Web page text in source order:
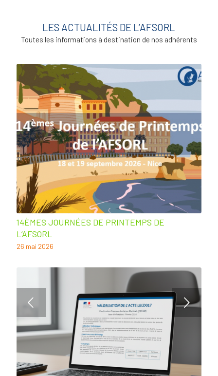
LES ACTUALITÉS DE L’AFSORL
Toutes les informations à destination de nos adhérents
14ÈMES JOURNÉES DE PRINTEMPS DE
L’AFSORL
26 mai 2026
Suivant